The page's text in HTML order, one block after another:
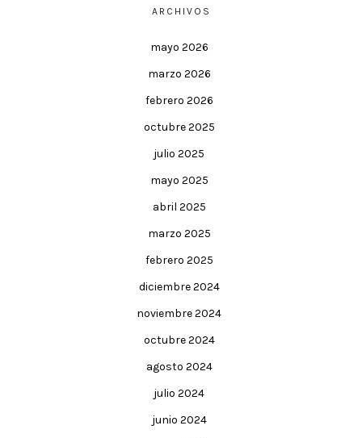
ARCHIVOS
mayo 2026
marzo 2026
febrero 2026
octubre 2025
julio 2025
mayo 2025
abril 2025
marzo 2025
febrero 2025
diciembre 2024
noviembre 2024
octubre 2024
agosto 2024
julio 2024
junio 2024